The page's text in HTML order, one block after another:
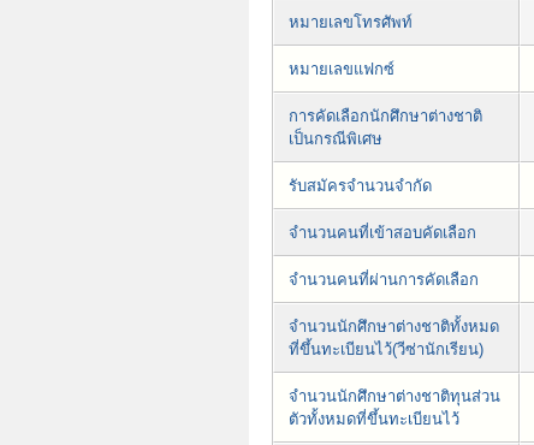
หมายเลขโทรศัพท์
หมายเลขแฟกซ์
การคัดเลือกนักศึกษาต่างชาติ
เป็นกรณีพิเศษ
รับสมัครจำนวนจำกัด
จำนวนคนที่เข้าสอบคัดเลือก
จำนวนคนที่ผ่านการคัดเลือก
จำนวนนักศึกษาต่างชาติทั้งหมด
ที่ขึ้นทะเบียนไว้(วีซ่านักเรียน)
จำนวนนักศึกษาต่างชาติทุนส่วน
ตัวทั้งหมดที่ขึ้นทะเบียนไว้